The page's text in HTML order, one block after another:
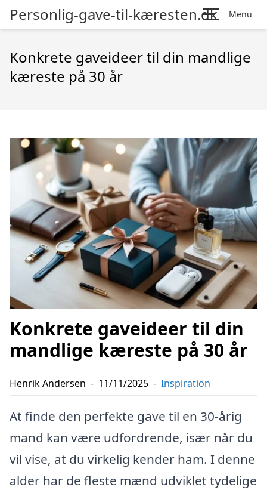
Personlig-gave-til-kæresten.dk Menu
Konkrete gaveideer til din mandlige
kæreste på 30 år
Konkrete gaveideer til din
mandlige kæreste på 30 år
Henrik Andersen - 11/11/2025 - Inspiration
At finde den perfekte gave til en 30-årig
mand kan være udfordrende, især når du
vil vise, at du virkelig kender ham. I denne
alder har de fleste mænd udviklet tydelige